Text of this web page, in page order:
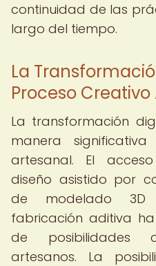
continuidad de las
largo del tiempo.
La
Proceso
La transformación
manera
artesanal. El
diseño asistido por
de modelado
fabricación aditiva
de posibilidades
artesanos. La